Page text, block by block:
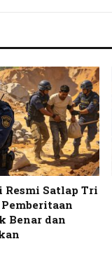
Satlap Tri
Benar dan